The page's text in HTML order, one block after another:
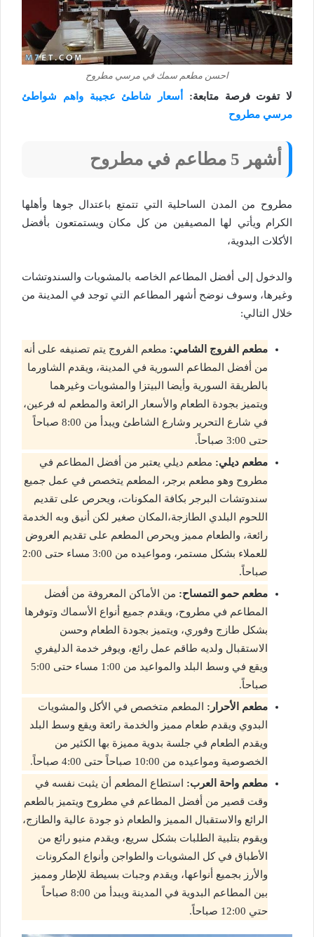
احسن مطعم سمك في مرسي مطروح
لا تفوت فرصة متابعة:
أسعار شاطئ عجيبة واهم شواطئ
مرسي مطروح
أشهر 5 مطاعم في مطروح
مطروح من المدن الساحلية التي تتمتع باعتدال جوها وأهلها
الكرام ويأتي لها المصيفين من كل مكان ويستمتعون بأفضل
الأكلات البدوية،
والدخول إلى أفضل المطاعم الخاصه بالمشويات والسندوتشات
وغيرها، وسوف نوضح أشهر المطاعم التي توجد في المدينة من
خلال التالي:
مطعم الفروج الشامي: مطعم الفروج يتم تصنيفه على أنه
من أفضل المطاعم السورية في المدينة، ويقدم الشاورما
بالطريقة السورية وأيضا البيتزا والمشويات وغيرهما
ويتميز بجودة الطعام والأسعار الرائعة والمطعم له فرعين،
في شارع التحرير وشارع الشاطئ ويبدأ من 8:00 صباحاً
حتى 3:00 صباحاً.
مطعم ديلي: مطعم ديلي يعتبر من أفضل المطاعم في
مطروح وهو مطعم برجر، المطعم يتخصص في عمل جميع
سندوتشات البرجر بكافة المكونات، ويحرص على تقديم
اللحوم البلدي الطازجة،المكان صغير لكن أنيق وبه الخدمة
رائعة، والطعام مميز ويحرص المطعم على تقديم العروض
للعملاء بشكل مستمر، ومواعيده من 3:00 مساء حتى 2:00
صباحاً.
مطعم حمو التمساح: من الأماكن المعروفة من أفضل
المطاعم في مطروح، ويقدم جميع أنواع الأسماك وتوفرها
بشكل طازج وفوري، ويتميز بجودة الطعام وحسن
الاستقبال ولديه طاقم عمل رائع، ويوفر خدمة الدليفري
ويقع في وسط البلد والمواعيد من 1:00 مساء حتى 5:00
صباحاً.
مطعم الأحرار:
المطعم متخصص في الأكل والمشويات
البدوي ويقدم طعام مميز والخدمة رائعة ويقع وسط البلد
ويقدم الطعام في جلسة بدوية مميزة بها الكثير من
الخصوصية ومواعيده من 10:00 صباحاً حتى 4:00 صباحاً.
مطعم واحة العرب:
استطاع المطعم أن يثبت نفسه في
وقت قصير من أفضل المطاعم في مطروح ويتميز بالطعم
الرائع والاستقبال المميز والطعام ذو جودة عالية والطازج،
ويقوم بتلبية الطلبات بشكل سريع، ويقدم منيو رائع من
الأطباق في كل المشويات والطواجن وأنواع المكرونات
والأرز بجميع أنواعها، ويقدم وجبات بسيطة للإطار ومميز
بين المطاعم البدوية في المدينة ويبدأ من 8:00 صباحاً
حتي 12:00 صباحاً.